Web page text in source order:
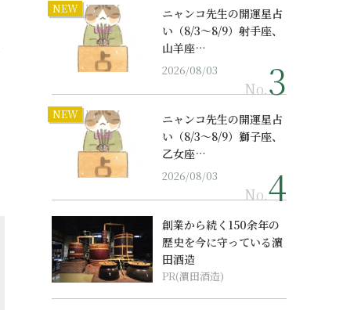
NEW
ニャンコ先生の開運星占
い（8/3～8/9）射手座、
山羊座…
2026/08/03
No.
NEW
ニャンコ先生の開運星占
い（8/3～8/9）獅子座、
乙女座…
2026/08/03
No.
創業から続く150余年の
歴史を今に守っている濵
田酒造
PR(濵田酒造)